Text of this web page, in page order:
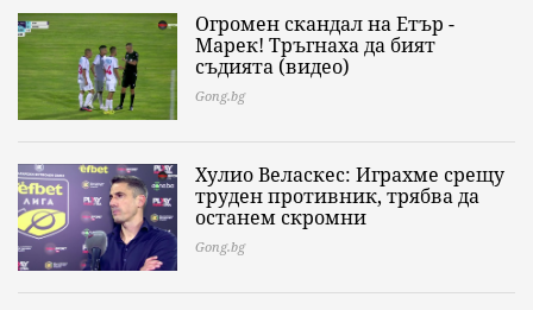
Огромен скандал на Етър -
Марек! Тръгнаха да бият
съдията (видео)
Gong.bg
Хулио Веласкес: Играхме срещу
труден противник, трябва да
останем скромни
Gong.bg